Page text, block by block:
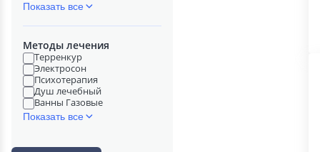
Показать все
Методы лечения
Терренкур
Электросон
Психотерапия
Душ лечебный
Ванны Газовые
Показать все